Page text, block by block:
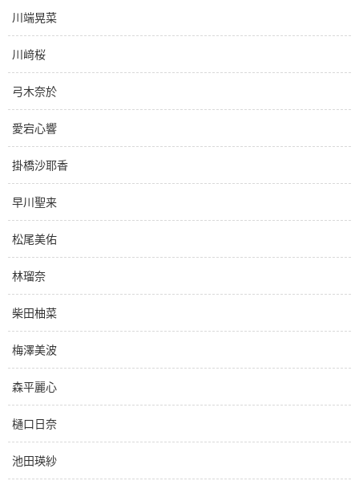
川端晃菜
川﨑桜
弓木奈於
愛宕心響
掛橋沙耶香
早川聖来
松尾美佑
林瑠奈
柴田柚菜
梅澤美波
森平麗心
樋口日奈
池田瑛紗